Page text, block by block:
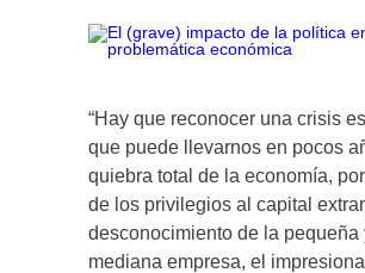
“Hay que reconocer una crisis
que puede llevarnos en pocos
quiebra total de la economía,
de los privilegios al capital
desconocimiento de la pequeña
mediana empresa, el